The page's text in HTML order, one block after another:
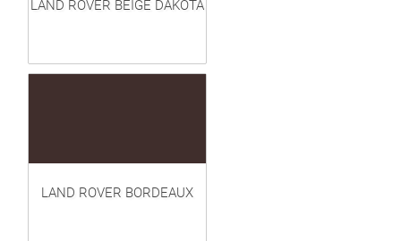
LAND ROVER BEIGE DAKOTA
LAND ROVER BORDEAUX